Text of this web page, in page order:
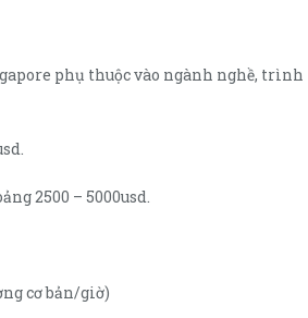
phụ thuộc vào ngành nghề, trình
2500 – 5000usd.
cơ bản/giờ)